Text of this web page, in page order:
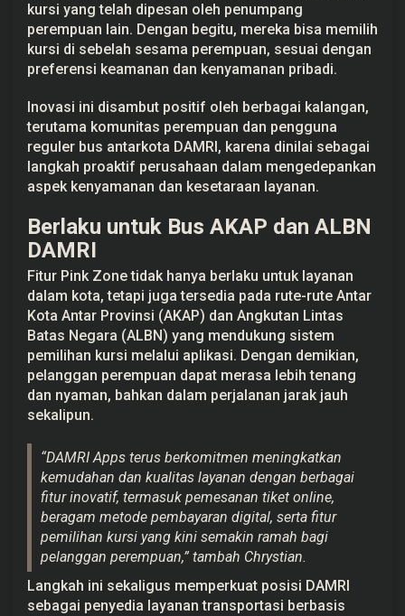
kursi yang telah dipesan oleh penumpang
perempuan lain. Dengan begitu, mereka bisa memilih
kursi di sebelah sesama perempuan, sesuai dengan
preferensi keamanan dan kenyamanan pribadi.
Inovasi ini disambut positif oleh berbagai kalangan,
terutama komunitas perempuan dan pengguna
reguler bus antarkota DAMRI, karena dinilai sebagai
langkah proaktif perusahaan dalam mengedepankan
aspek kenyamanan dan kesetaraan layanan.
Berlaku untuk Bus AKAP dan ALBN
DAMRI
Fitur Pink Zone tidak hanya berlaku untuk layanan
dalam kota, tetapi juga tersedia pada rute-rute Antar
Kota Antar Provinsi (AKAP) dan Angkutan Lintas
Batas Negara (ALBN) yang mendukung sistem
pemilihan kursi melalui aplikasi. Dengan demikian,
pelanggan perempuan dapat merasa lebih tenang
dan nyaman, bahkan dalam perjalanan jarak jauh
sekalipun.
“DAMRI Apps terus berkomitmen meningkatkan
kemudahan dan kualitas layanan dengan berbagai
fitur inovatif, termasuk pemesanan tiket online,
beragam metode pembayaran digital, serta fitur
pemilihan kursi yang kini semakin ramah bagi
pelanggan perempuan,” tambah Chrystian.
Langkah ini sekaligus memperkuat posisi DAMRI
sebagai penyedia layanan transportasi berbasis